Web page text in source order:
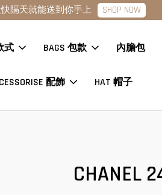
趕緊下單 點擊查看款式
式 BAGS 包款 內膽包
配飾 HAT 帽子
CHANEL